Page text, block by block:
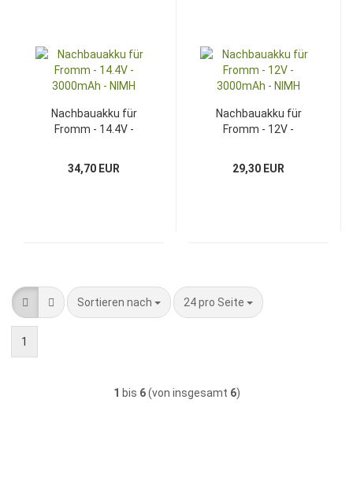
Nachbauakku für
Fromm - 14.4V -
34,70 EUR
Nachbauakku für
Fromm - 12V -
29,30 EUR
Sortieren nach
Sortieren nach 24 pro Seite
pro Seite
1
1 bis 6(von insgesamt 6)